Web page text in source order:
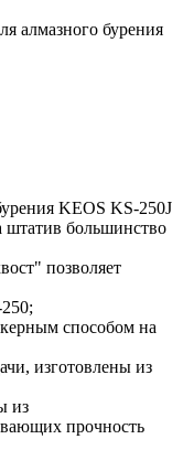
алмазного бурения
KEOS KS-250J
штатив большинство
позволяет
способом на
изготовлены из
из
прочность